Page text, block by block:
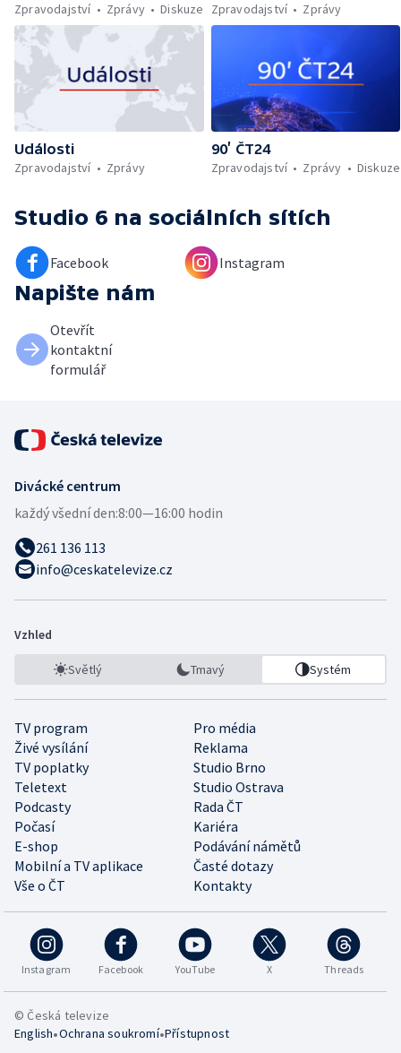
Zpravodajství
Zprávy Diskuze
Zpravodajství
Zprávy
Události
Zpravodajství
Zprávy
90’ ČT24
Zpravodajství
Zprávy Diskuze
Studio 6 na sociálních sítích
Facebook Instagram
Napište nám
Otevřít
kontaktní
formulář
Divácké centrum
každý všední den:8:00—16:00 hodin
261 136 113
info@ceskatelevize.cz
Vzhled
Světlý Tmavý Systém
TV program
Pro média
Živé vysílání
Reklama
TV poplatky
Studio Brno
Teletext
Studio Ostrava
Podcasty
Rada ČT
Počasí
Kariéra
E-shop
Podávání námětů
Mobilní a TV aplikace
Časté dotazy
Vše o ČT
Kontakty
Instagram Facebook YouTube X Threads
© Česká televize
English•Ochrana soukromí•Přístupnost